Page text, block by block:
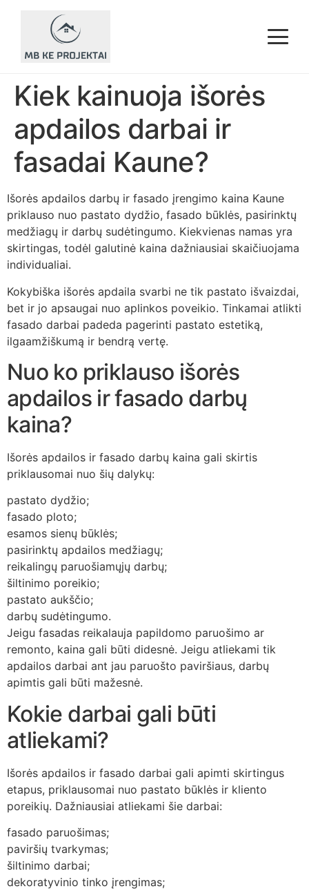
Karkasinių namų statyba Kaune
Vidaus apdailos darbai Kaune
Išorės apdailos darbai, fasadai Kaune
Stogų dengimas ir remontas Kaune
Terasų įrengimas Kaune
Karkasinių namų statyba Kaune
Vidaus apdailos darbai Kaune
Išorės apdailos darbai, fasadai Kaune
Stogų dengimas ir remontas Kaune
Terasų įrengimas Kaune
Kiek kainuoja išorės
apdailos darbai ir
fasadai Kaune?
Išorės apdailos darbų ir fasado įrengimo kaina Kaune
priklauso nuo pastato dydžio, fasado būklės, pasirinktų
medžiagų ir darbų sudėtingumo. Kiekvienas namas yra
skirtingas, todėl galutinė kaina dažniausiai skaičiuojama
individualiai.
Kokybiška išorės apdaila svarbi ne tik pastato išvaizdai,
bet ir jo apsaugai nuo aplinkos poveikio. Tinkamai atlikti
fasado darbai padeda pagerinti pastato estetiką,
ilgaamžiškumą ir bendrą vertę.
Nuo ko priklauso išorės
apdailos ir fasado darbų
kaina?
Išorės apdailos ir fasado darbų kaina gali skirtis
priklausomai nuo šių dalykų:
pastato dydžio;
fasado ploto;
esamos sienų būklės;
pasirinktų apdailos medžiagų;
reikalingų paruošiamųjų darbų;
šiltinimo poreikio;
pastato aukščio;
darbų sudėtingumo.
Jeigu fasadas reikalauja papildomo paruošimo ar
remonto, kaina gali būti didesnė. Jeigu atliekami tik
apdailos darbai ant jau paruošto paviršiaus, darbų
apimtis gali būti mažesnė.
Kokie darbai gali būti
atliekami?
Išorės apdailos ir fasado darbai gali apimti skirtingus
etapus, priklausomai nuo pastato būklės ir kliento
poreikių. Dažniausiai atliekami šie darbai:
fasado paruošimas;
paviršių tvarkymas;
šiltinimo darbai;
dekoratyvinio tinko įrengimas;